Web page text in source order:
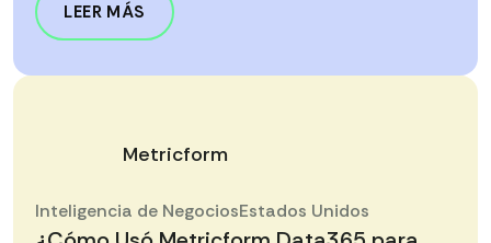
LEER MÁS
Metricform
Inteligencia de NegociosEstados Unidos